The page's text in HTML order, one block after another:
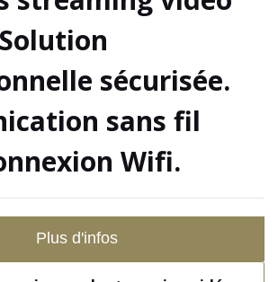
sécurisée.
sans fil
Wifi.
Plus d'infos